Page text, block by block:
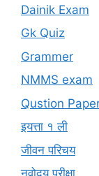
Dainik Exam
Gk Quiz
Grammer
NMMS exam
Qustion
इयत्ता १ ली
जीवन परिचय